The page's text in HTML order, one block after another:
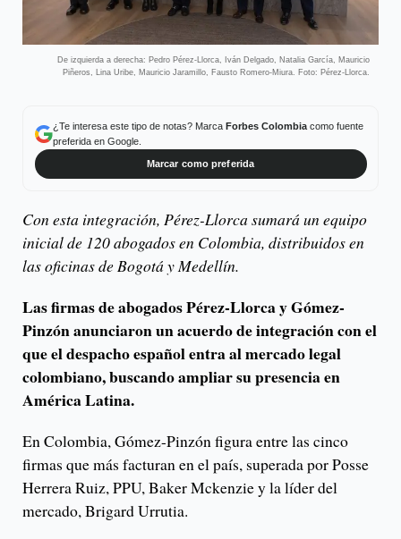
De izquierda a derecha: Pedro Pérez-Llorca, Iván Delgado, Natalia García, Mauricio
Piñeros, Lina Uribe, Mauricio Jaramillo, Fausto Romero-Miura. Foto: Pérez-Llorca.
¿Te interesa este tipo de notas? Marca Forbes Colombiacomo fuente
preferida en Google.
Marcar como preferida
Con esta integración, Pérez-Llorca sumará un equipo
inicial de 120 abogados en Colombia, distribuidos en
las oficinas de Bogotá y Medellín.
Las firmas de abogados Pérez-Llorca y Gómez-
Pinzón anunciaron un acuerdo de integración con el
que el despacho español entra al mercado legal
colombiano, buscando ampliar su presencia en
América Latina.
En Colombia, Gómez-Pinzón figura entre las cinco
firmas que más facturan en el país, superada por Posse
Herrera Ruiz, PPU, Baker Mckenzie y la líder del
mercado, Brigard Urrutia.